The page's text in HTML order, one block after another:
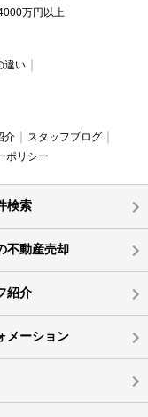
万円以上
違い
介
スタッフブログ
ポリシー
検索
不動産売却
紹介
メーション